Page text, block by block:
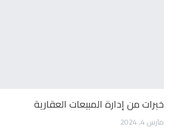
خبرات من إدارة المبيعات العقارية
مارس 4, 2024